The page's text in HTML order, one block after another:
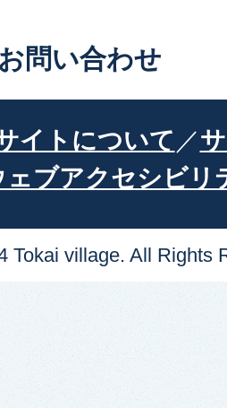
問い合わせ
イトについて
ェブアクセシビリ
Tokai village. All Rights